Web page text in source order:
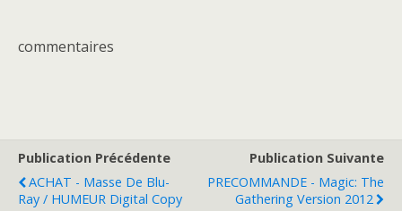
commentaires
Publication Précédente
ACHAT - Masse De Blu-
Ray / HUMEUR Digital Copy
Publication Suivante
PRECOMMANDE - Magic: The
Gathering Version 2012